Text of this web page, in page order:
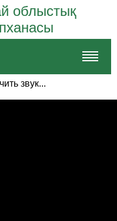
облыстық
звук...